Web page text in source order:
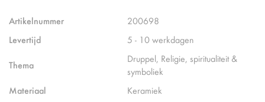
Artikelnummer
200698
Levertijd
5 - 10 werkdagen
Thema
Druppel, Religie, spiritualiteit &
symboliek
Materiaal
Keramiek